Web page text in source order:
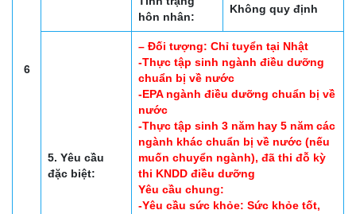
6
hôn nhân:
Không quy định
5. Yêu cầu
đặc biệt:
– Đối tượng: Chỉ tuyển tại Nhật
-Thực tập sinh ngành điều dưỡng
chuẩn bị về nước
-EPA ngành điều dưỡng chuẩn bị về
nước
-Thực tập sinh 3 năm hay 5 năm các
ngành khác chuẩn bị về nước (nếu
muốn chuyển ngành), đã thi đỗ kỳ
thi KNDD điều dưỡng
Yêu cầu chung:
-Yêu cầu sức khỏe: Sức khỏe tốt,